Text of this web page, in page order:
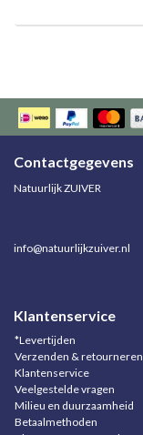
Contactgegevens
Natuurlijk ZUIVER
info@natuurlijkzuiver.nl
Klantenservice
*Levertijden
Verzenden & retourneren
Klantenservice
Veelgestelde vragen
Milieu en duurzaamheid
Betaalmethoden